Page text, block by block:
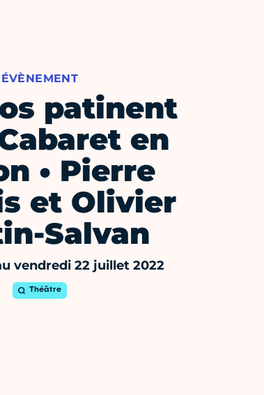
ÉVÈNEMENT
patinent
en
• Pierre
et Olivier
Salvan
vendredi 22 juillet 2022
Théâtre